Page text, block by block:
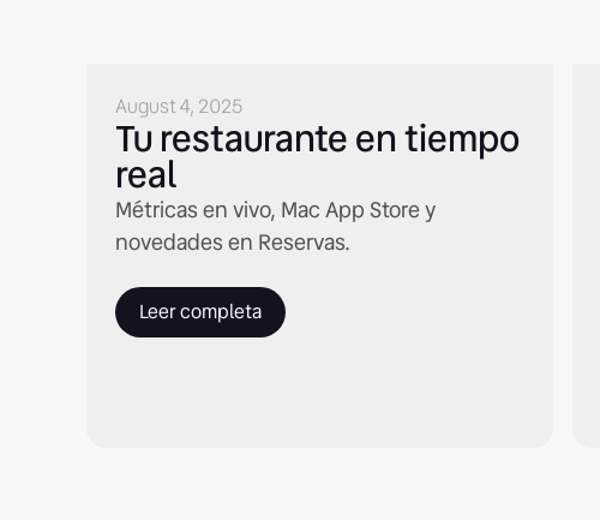
August 4, 2025
Tu restaurante en tiempo
real
Métricas en vivo, Mac App Store y
novedades en Reservas.
Leer completa